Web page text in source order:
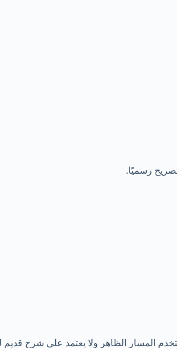
رسميًا.
المسار الظاهر ولا يعتمد على شرح قديم